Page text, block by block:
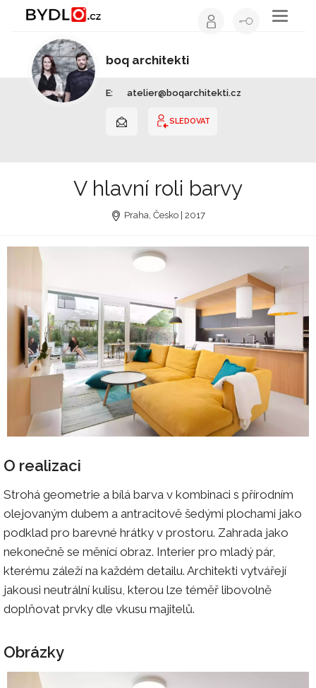
Toggle
boq architekti
E: atelier@boqarchitekti.cz
SLEDOVAT
V hlavní roli barvy
Praha, Česko | 2017
O realizaci
Strohá geometrie a bílá barva v kombinaci s přírodním
olejovaným dubem a antracitově šedými plochami jako
podklad pro barevné hrátky v prostoru. Zahrada jako
nekonečně se měnící obraz. Interier pro mladý pár,
kterému záleží na každém detailu. Architekti vytvářejí
jakousi neutrální kulisu, kterou lze téměř libovolně
doplňovat prvky dle vkusu majitelů.
Obrázky